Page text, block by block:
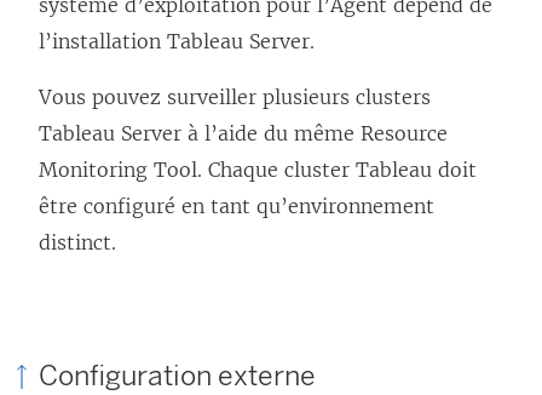
l’installation Tableau Server.
Vous pouvez surveiller plusieurs clusters
Tableau Server à l’aide du même Resource
Monitoring Tool. Chaque cluster Tableau doit
être configuré en tant qu’environnement
distinct.
Configuration externe